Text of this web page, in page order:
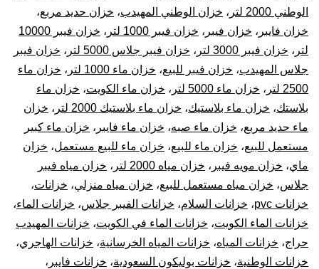
الوطني 2000 لتر
، خزان الوطني المهيدب، خزان حديد مربع،
خزان فايبر ، خزان فيبر ، خزان فيبر 1000 لتر ،
خزان فيبر 10000
لتر ، خزان فيبر 3000 لتر ، خزان فيبر جلاس 5000 لتر ، خزان فيبر
جلاس المهيدب، خزان فيبر للبيع، خزان ماء 1000 لتر ، خزان ماء
2500 لتر
، خزان ماء 5000 لتر ، خزان ماء الكويت، خزان ماء
بلاستك، خزان ماء بلاستيك، خزان ماء بلاستيك 2000 لتر ، خزان
ماء حديد مربع، خزان ماء صبه، خزان ماء فايبر ، خزان ماء كبير
مستعمل للبيع، خزان ماء للبيع، خزان ماء للبيع مستعمل، خزان
ماي، خزان مويه فيبر ، خزان مياه 2000 لتر ، خزان مياه فيبر
جلاس، خزان مياه مستعمل للبيع، خزان مياه منزلي، خزانات،
خزانات pvc
، خزانات السلام، خزانات الفيبر جلاس، خزانات الماء،
خزانات الماء الكويت، خزانات الماء في الكويت، خزانات المهيدب
حراج، خزانات المياه، خزانات المياه الخرسانية، خزانات الهاجري،
خزانات الوطنية، خزانات بوليكون السعودية، خزانات فايبر ،